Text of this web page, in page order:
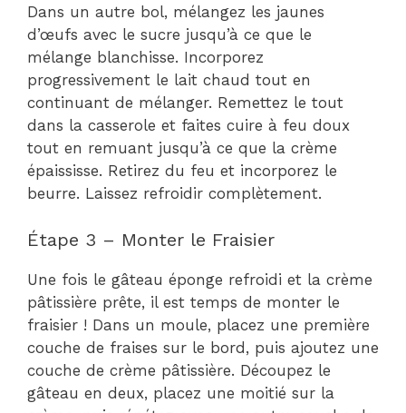
Dans un autre bol, mélangez les jaunes
d’œufs avec le sucre jusqu’à ce que le
mélange blanchisse. Incorporez
progressivement le lait chaud tout en
continuant de mélanger. Remettez le tout
dans la casserole et faites cuire à feu doux
tout en remuant jusqu’à ce que la crème
épaississe. Retirez du feu et incorporez le
beurre. Laissez refroidir complètement.
Étape 3 – Monter le Fraisier
Une fois le gâteau éponge refroidi et la crème
pâtissière prête, il est temps de monter le
fraisier ! Dans un moule, placez une première
couche de fraises sur le bord, puis ajoutez une
couche de crème pâtissière. Découpez le
gâteau en deux, placez une moitié sur la